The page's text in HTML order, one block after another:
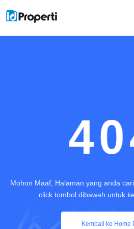
Mohon Maaf, Halaman yang anda
click tombol dibawah untuk
Kembali ke Home